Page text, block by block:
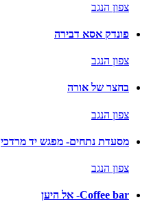
צפון הנגב
פונדק אסא דבירה
צפון הנגב
בחצר של אורה
צפון הנגב
מסעדת נתחים- מפגש יד מרדכי
צפון הנגב
Coffee bar- אל היען